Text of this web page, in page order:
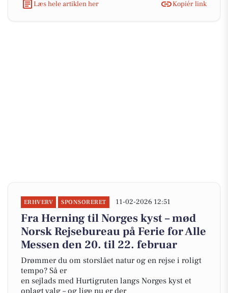
Læs hele artiklen her Kopiér link
ERHVERV SPONSORERET 11-02-2026 12:51
Fra Herning til Norges kyst – mød
Norsk Rejsebureau på Ferie for Alle
Messen den 20. til 22. februar
Drømmer du om storslået natur og en rejse i roligt
tempo? Så er
en sejlads med Hurtigruten langs Norges kyst et
oplagt valg – og lige nu er der